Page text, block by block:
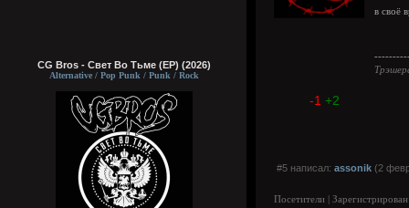
CG Bros - Свет Во Тьме (EP) (2026)
Alternative / Pop Punk / Punk / Rock
в своё
-1 +2
#5 написал: assonik (2
Посетители |